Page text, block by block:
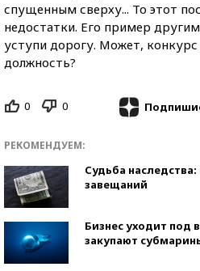
спущенным сверху... То этот
недостатки. Его пример другим
уступи дорогу. Может,
должность?
0 0
РЕКОМЕНДУЕМ:
Судьба
завещаний
Бизнес уходит под
закупают